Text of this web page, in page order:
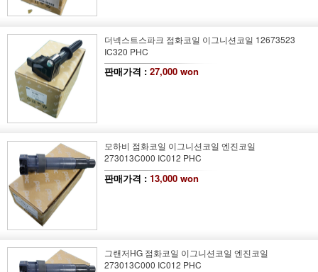
더넥스트스파크 점화코일 이그니션코일 12673523
IC320 PHC
판매가격 : 27,000 won
모하비 점화코일 이그니션코일 엔진코일
273013C000 IC012 PHC
판매가격 : 13,000 won
그랜저HG 점화코일 이그니션코일 엔진코일
273013C000 IC012 PHC